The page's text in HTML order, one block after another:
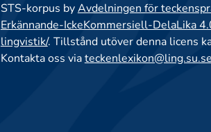
STS-korpus byAvdelningen för
Erkännande-IckeKommersiell-DelaLika
lingvistik/. Tillstånd utöver denna licens
Kontakta oss viateckenlexikon@ling.su.se